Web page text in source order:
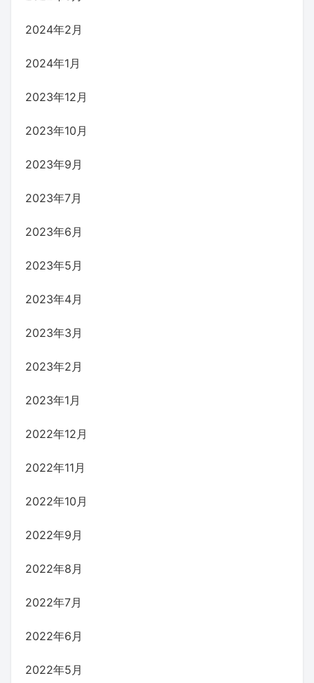
2024年2月
2024年1月
2023年12月
2023年10月
2023年9月
2023年7月
2023年6月
2023年5月
2023年4月
2023年3月
2023年2月
2023年1月
2022年12月
2022年11月
2022年10月
2022年9月
2022年8月
2022年7月
2022年6月
2022年5月